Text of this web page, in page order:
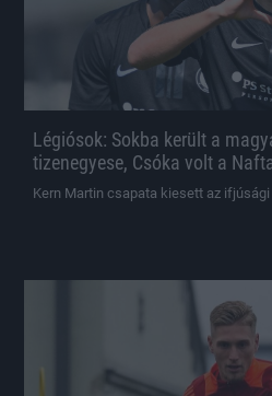
Légiósok: Sokba került a
tizenegyese, Csóka volt a
Kern Martin csapata kiesett az